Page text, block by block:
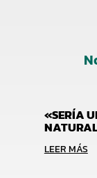
«SERÍA
LEER MÁS